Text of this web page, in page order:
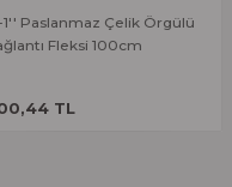
pahalı.
olmalı.
1'' Paslanmaz Çelik Örgülü
Fleksi 100cm
TL